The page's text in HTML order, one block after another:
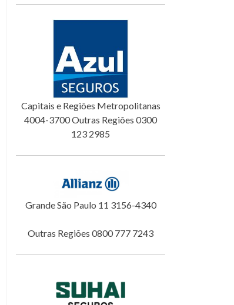
Capitais e Regiões Metropolitanas
4004-3700 Outras Regiões 0300
123 2985
Grande São Paulo 11 3156-4340
Outras Regiões 0800 777 7243